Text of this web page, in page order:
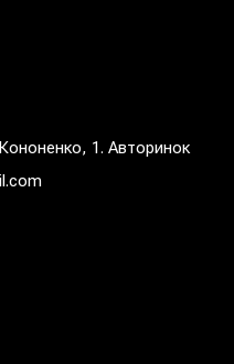
1. Авторинок